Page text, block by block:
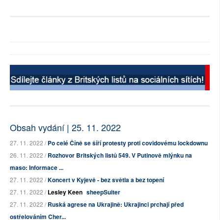
Obsah vydání | 25. 11. 2022
27. 11. 2022 /Po celé Číně se šíří protesty proti covidovému lockdownu
26. 11. 2022 /Rozhovor Britských listů 549. V Putinově mlýnku na
maso: Informace ...
27. 11. 2022 /Koncert v Kyjevě - bez světla a bez topení
27. 11. 2022 /Lesley Keen sheepSuiter
27. 11. 2022 /Ruská agrese na Ukrajině: Ukrajinci prchají před
ostřelováním Cher...